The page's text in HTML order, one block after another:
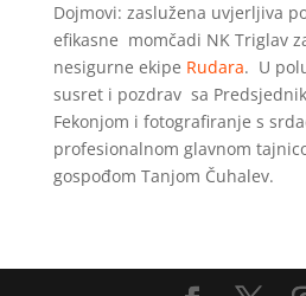
Dojmovi: zaslužena uvjerljiva
efikasne momčadi NK Triglav
nesigurne ekipe Rudara. U
susret i pozdrav sa
Fekonjom i fotografiranje s
profesionalnom glavnom
gospođom Tanjom Čuhalev.